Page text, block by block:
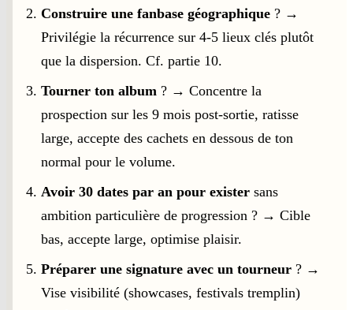
Construire une fanbase géographique ? →
Privilégie la récurrence sur 4-5 lieux clés plutôt
que la dispersion. Cf. partie 10.
Tourner ton album ? → Concentre la
prospection sur les 9 mois post-sortie, ratisse
large, accepte des cachets en dessous de ton
normal pour le volume.
Avoir 30 dates par an pour exister sans
ambition particulière de progression ? → Cible
bas, accepte large, optimise plaisir.
Préparer une signature avec un tourneur ? →
Vise visibilité (showcases, festivals tremplin)